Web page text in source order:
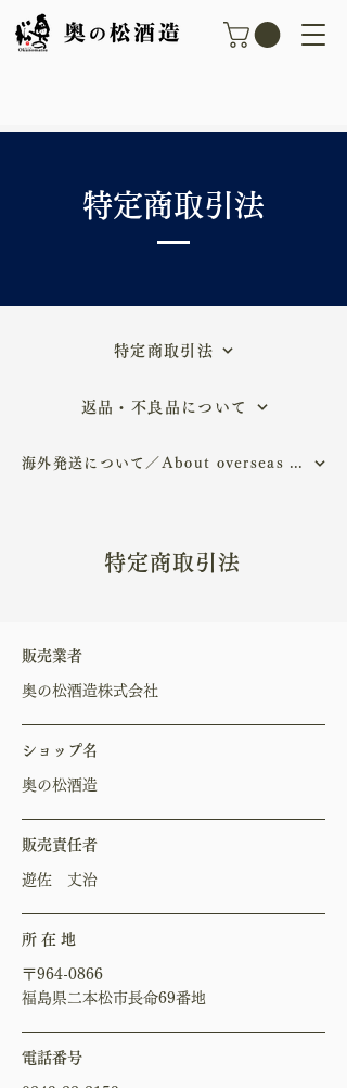
特定商取引法
特定商取引法
返品・不良品について
海外発送について／About overseas shipping
特定商取引法
​販売業者
奥の松酒造株式会社
ショップ名
奥の松酒造
販売責任者
遊佐 丈治
所 在 地
〒964-0866
福島県二本松市長命69番地
電話番号